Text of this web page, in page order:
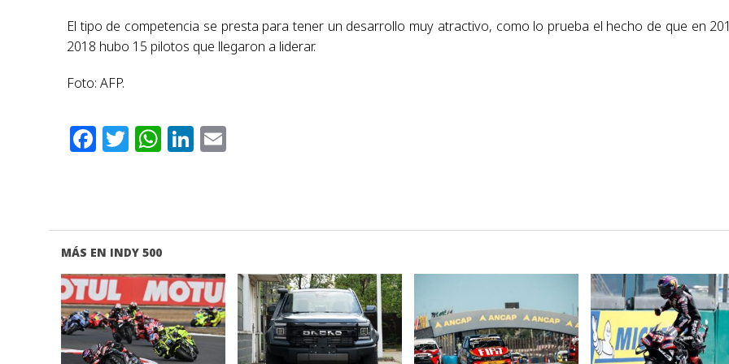
El tipo de competencia se presta para tener un desarrollo muy atractivo, como lo prueba el hecho de que en
2018 hubo 15 pilotos que llegaron a liderar.
Foto: AFP.
Facebook
Twitter
WhatsApp
LinkedIn
MÁS EN INDY 500
VER NOTA VER NOTA VER NOTA VER NOTA